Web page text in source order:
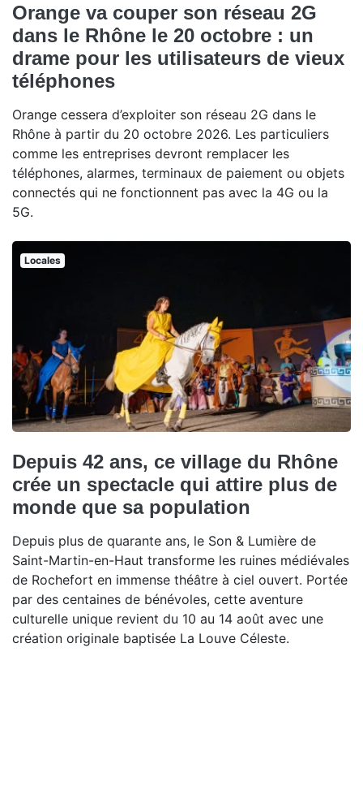
Orange va couper son réseau 2G
dans le Rhône le 20 octobre : un
drame pour les utilisateurs de vieux
téléphones
Orange cessera d’exploiter son réseau 2G dans le
Rhône à partir du 20 octobre 2026. Les particuliers
comme les entreprises devront remplacer les
téléphones, alarmes, terminaux de paiement ou objets
connectés qui ne fonctionnent pas avec la 4G ou la
5G.
Locales
Depuis 42 ans, ce village du Rhône
crée un spectacle qui attire plus de
monde que sa population
Depuis plus de quarante ans, le Son & Lumière de
Saint-Martin-en-Haut transforme les ruines médiévales
de Rochefort en immense théâtre à ciel ouvert. Portée
par des centaines de bénévoles, cette aventure
culturelle unique revient du 10 au 14 août avec une
création originale baptisée La Louve Céleste.